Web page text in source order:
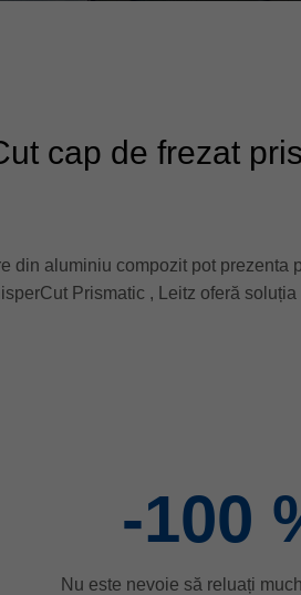
cap de frezat
din aluminiu compozit pot
Prismatic , Leitz oferă
-100
Nu este nevoie să reluați